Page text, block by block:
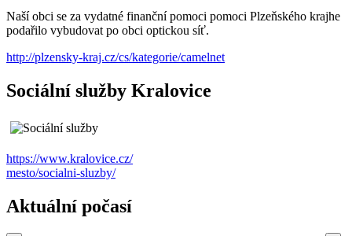
Naší obci se za vydatné finanční pomoci pomoci Plzeňského krajhe
podařilo vybudovat po obci optickou síť.
http://plzensky-kraj.cz/cs/kategorie/camelnet
Sociální služby Kralovice
https://www.kralovice.cz/
mesto/socialni-sluzby/
Aktuální počasí